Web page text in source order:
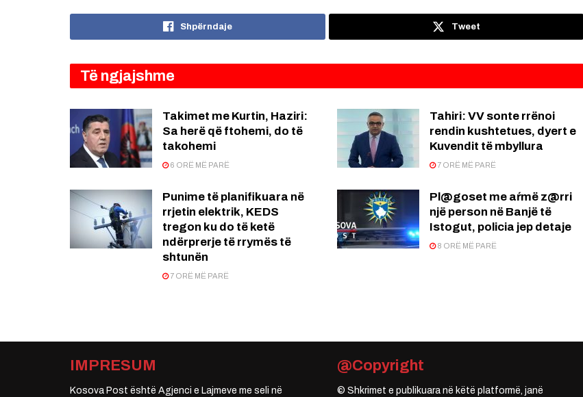
Shpërndaje Tweet
Të ngjajshme
Takimet me Kurtin, Haziri:
Sa herë që ftohemi, do të
takohemi
6 ORË MË PARË
Tahiri: VV sonte rrënoi
rendin kushtetues, dyert e
Kuvendit të mbyllura
7 ORË MË PARË
Punime të planifikuara në
rrjetin elektrik, KEDS
tregon ku do të ketë
ndërprerje të rrymës të
shtunën
7 ORË MË PARË
Pl@goset me aŕmë z@rri
një person në Banjë të
Istogut, policia jep detaje
8 ORË MË PARË
IMPRESUM
Kosova Post është Agjenci e Lajmeve me seli në
@Copyright
© Shkrimet e publikuara në këtë platformë, janë